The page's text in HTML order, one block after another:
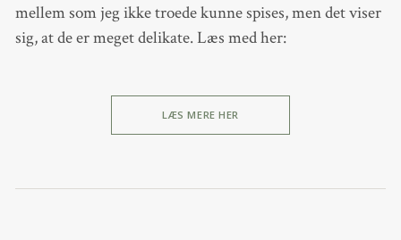
mellem som jeg ikke troede kunne spises, men det viser
sig, at de er meget delikate. Læs med her:
LÆS MERE HER